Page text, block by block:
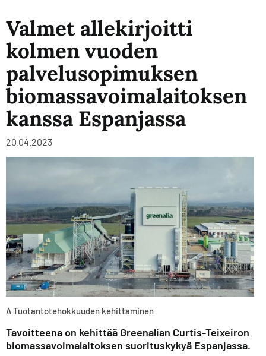
Valmet allekirjoitti
kolmen vuoden
palvelusopimuksen
biomassavoimalaitoksen
kanssa Espanjassa
20.04.2023
A Tuotantotehokkuuden kehittaminen
Tavoitteena on kehittää Greenalian Curtis-Teixeiron
biomassavoimalaitoksen suorituskykyä Espanjassa.